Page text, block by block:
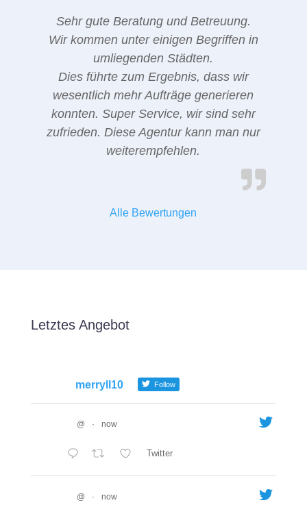
Sehr gute Beratung und Betreuung.
Wir kommen unter einigen Begriffen in
umliegenden Städten.
Dies führte zum Ergebnis, dass wir
wesentlich mehr Aufträge generieren
konnten. Super Service, wir sind sehr
zufrieden. Diese Agentur kann man nur
weiterempfehlen.
Alle Bewertungen
Letztes Angebot
merryll10 Follow
@ · now
Twitter
@ · now